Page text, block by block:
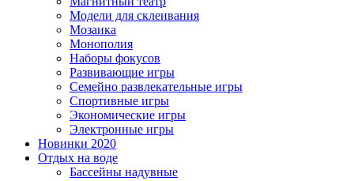
Модели для склеивания
Мозаика
Монополия
Наборы фокусов
Развивающие игры
Семейно развлекательные игры
Спортивные игры
Экономические игры
Электронные игры
Новинки 2020
Отдых на воде
Бассейны надувные